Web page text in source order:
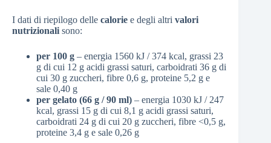
I dati di riepilogo delle calorie e degli altri valori
nutrizionali sono:
per 100 g – energia 1560 kJ / 374 kcal, grassi 23
g di cui 12 g acidi grassi saturi, carboidrati 36 g di
cui 30 g zuccheri, fibre 0,6 g, proteine 5,2 g e
sale 0,40 g
per gelato (66 g / 90 ml) – energia 1030 kJ / 247
kcal, grassi 15 g di cui 8,1 g acidi grassi saturi,
carboidrati 24 g di cui 20 g zuccheri, fibre <0,5 g,
proteine 3,4 g e sale 0,26 g